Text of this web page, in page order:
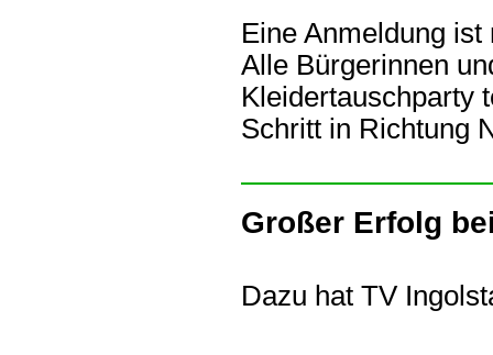
Eine Anmeldung
Alle Bürgerinnen
Kleidertauschparty
Schritt in Richtung
Großer Erfolg
Dazu hat TV